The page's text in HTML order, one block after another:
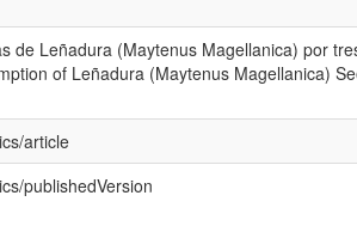
de Leñadura (Maytenus Magellanica) por
of Leñadura (Maytenus Magellanica)
article
publishedVersion